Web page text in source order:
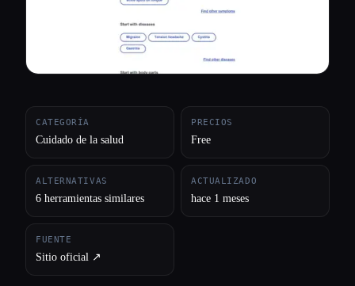
CATEGORÍA
Cuidado de la salud
PRECIOS
Free
ALTERNATIVAS
6 herramientas similares
ACTUALIZADO
hace 1 meses
FUENTE
Sitio oficial ↗︎